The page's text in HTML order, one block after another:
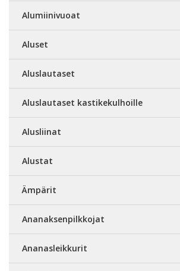
Alumiinivuoat
Aluset
Aluslautaset
Aluslautaset kastikekulhoille
Alusliinat
Alustat
Ämpärit
Ananaksenpilkkojat
Ananasleikkurit